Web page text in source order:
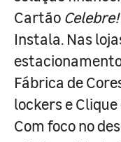
Cartão Celebre!
Instala. Nas
Fábrica de
lockers e
Com foco no